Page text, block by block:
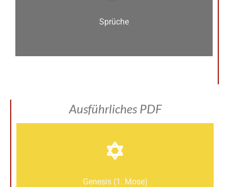
Sprüche
Ausführliches PDF
Genesis (1. Mose)